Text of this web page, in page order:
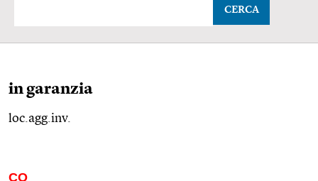
CERCA
in garanzia
loc.agg.inv.
CO